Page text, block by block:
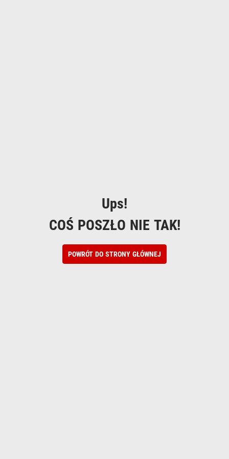
Ups!
COŚ POSZŁO NIE TAK!
POWRÓT DO STRONY GŁÓWNEJ